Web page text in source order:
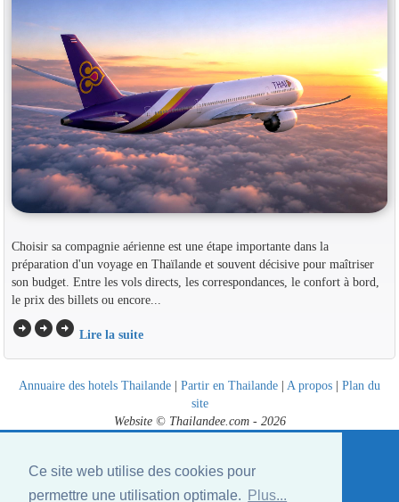
Ce site web utilise des cookies pour
permettre une utilisation optimale.
Plus...
Choisir sa compagnie aérienne est une étape importante dans la
préparation d'un voyage en Thaïlande et souvent décisive pour maîtriser
son budget. Entre les vols directs, les correspondances, le confort à bord,
le prix des billets ou encore...
arrow_circle_rightarrow_circle_rightarrow_circle_right Lire la suite
Annuaire des hotels Thailande | Partir en Thailande | A propos | Plan du
site
Website © Thailandee.com - 2026